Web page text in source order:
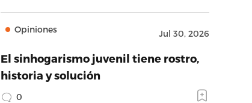
Opiniones Jul 30, 2026
El sinhogarismo juvenil tiene rostro,
historia y solución
0